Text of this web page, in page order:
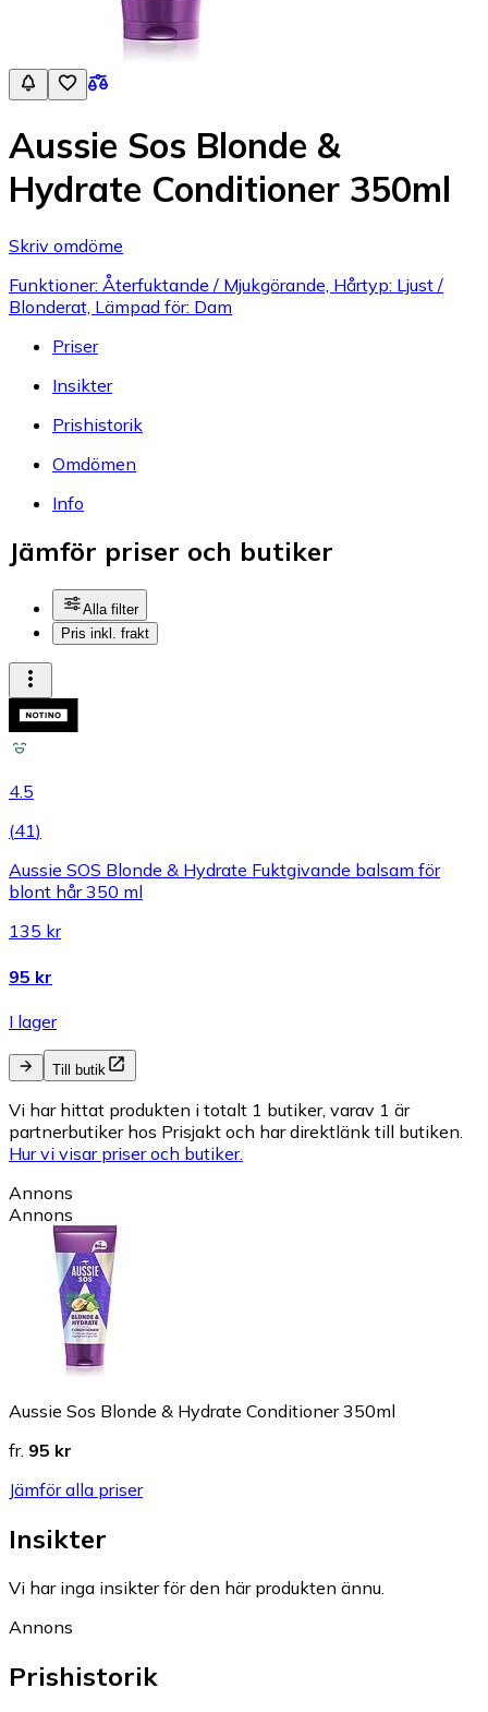
Aussie Sos Blonde &
Hydrate Conditioner 350ml
Skriv omdöme
Funktioner: Återfuktande / Mjukgörande, Hårtyp: Ljust /
Blonderat, Lämpad för: Dam
Priser
Insikter
Prishistorik
Omdömen
Info
Jämför priser och butiker
Alla filter
Pris inkl. frakt
4.5
(41)
Aussie SOS Blonde & Hydrate Fuktgivande balsam för
blont hår 350 ml
135 kr
95 kr
I lager
Till butik
Vi har hittat produkten i totalt 1 butiker, varav 1 är
partnerbutiker hos Prisjakt och har direktlänk till butiken.
Hur vi visar priser och butiker.
Annons
Annons
Aussie Sos Blonde & Hydrate Conditioner 350ml
fr. 95 kr
Jämför alla priser
Insikter
Vi har inga insikter för den här produkten ännu.
Annons
Prishistorik